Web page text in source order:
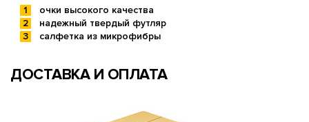
очки высокого качества
надежный твердый футляр
салфетка из микрофибры
ДОСТАВКА И ОПЛАТА